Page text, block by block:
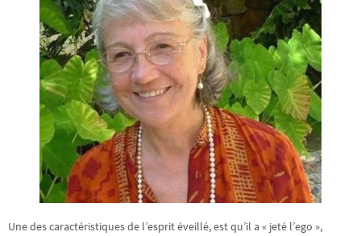
Une des caractéristiques de l’esprit éveillé, est qu’il a « jeté l’ego »,